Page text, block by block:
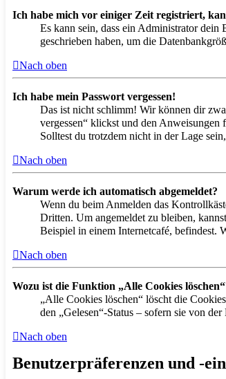
Ich habe mich vor einiger Zeit registriert,
Es kann sein, dass ein Administrator
geschrieben haben, um die
Nach oben
Ich habe mein Passwort vergessen!
Das ist nicht schlimm! Wir können dir
vergessen“ klickst und den
Solltest du trotzdem nicht in der Lage
Nach oben
Warum werde ich automatisch abgemeldet?
Wenn du beim Anmelden das
Dritten. Um angemeldet zu bleiben,
Beispiel in einem Internetcafé, befindest.
Nach oben
Wozu ist die Funktion „Alle Cookies
„Alle Cookies löschen“ löscht die
den „Gelesen“-Status – sofern sie von
Nach oben
Benutzerpräferenzen und -